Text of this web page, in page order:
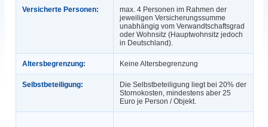
Versicherte Personen:
max. 4 Personen im Rahmen der
jeweiligen Versicherungssumme
unabhängig vom Verwandtschaftsgrad
oder Wohnsitz (Hauptwohnsitz jedoch
in Deutschland).
Altersbegrenzung: Keine Altersbegrenzung
Selbstbeteiligung:
Die Selbstbeteiligung liegt bei 20% der
Stornokosten, mindestens aber 25
Euro je Person / Objekt.